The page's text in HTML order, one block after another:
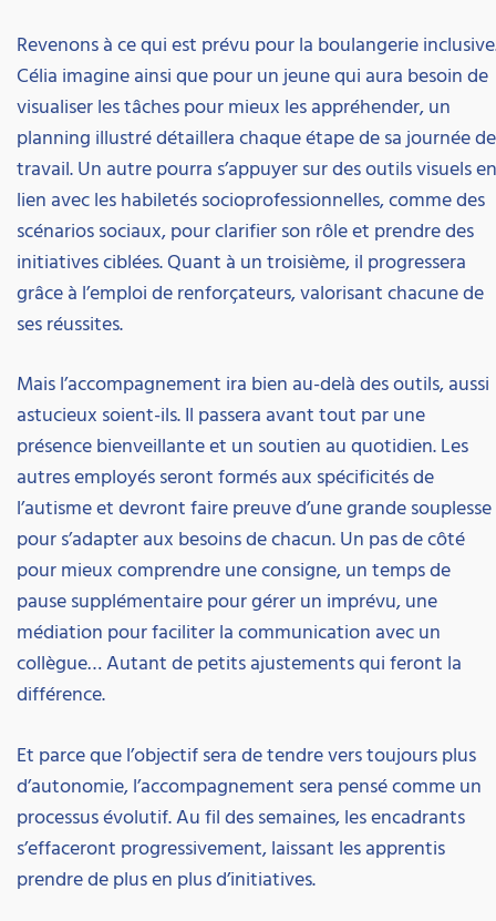
Revenons à ce qui est prévu pour la boulangerie
Célia imagine ainsi que pour un jeune qui aura besoin de
visualiser les tâches pour mieux les appréhender, un
planning illustré détaillera chaque étape de sa journée de
travail. Un autre pourra s’appuyer sur des outils visuels en
lien avec les habiletés socioprofessionnelles, comme des
scénarios sociaux, pour clarifier son rôle et prendre des
initiatives ciblées. Quant à un troisième, il progressera
grâce à l’emploi de renforçateurs, valorisant chacune de
ses réussites.
Mais l’accompagnement ira bien au-delà des outils, aussi
astucieux soient-ils. Il passera avant tout par une
présence bienveillante et un soutien au quotidien. Les
autres employés seront formés aux spécificités de
l’autisme et devront faire preuve d’une grande souplesse
pour s’adapter aux besoins de chacun. Un pas de côté
pour mieux comprendre une consigne, un temps de
pause supplémentaire pour gérer un imprévu, une
médiation pour faciliter la communication avec un
collègue… Autant de petits ajustements qui feront la
différence.
Et parce que l’objectif sera de tendre vers toujours plus
d’autonomie, l’accompagnement sera pensé comme un
processus évolutif. Au fil des semaines, les encadrants
s’effaceront progressivement, laissant les apprentis
prendre de plus en plus d’initiatives.